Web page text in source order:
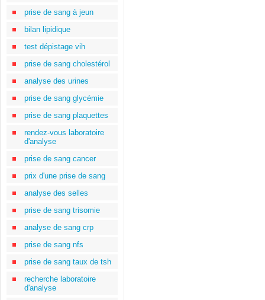
prise de sang à jeun
bilan lipidique
test dépistage vih
prise de sang cholestérol
analyse des urines
prise de sang glycémie
prise de sang plaquettes
rendez-vous laboratoire
d'analyse
prise de sang cancer
prix d'une prise de sang
analyse des selles
prise de sang trisomie
analyse de sang crp
prise de sang nfs
prise de sang taux de tsh
recherche laboratoire
d'analyse